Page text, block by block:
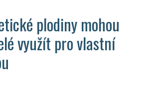
plodiny mohou
využít pro vlastní